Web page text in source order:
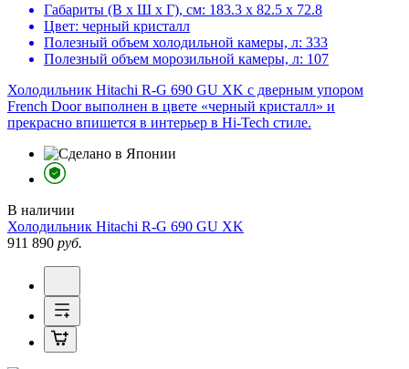
Габариты (В х Ш х Г), см: 183.3 х 82.5 х 72.8
Цвет: черный кристалл
Полезный объем холодильной камеры, л: 333
Полезный объем морозильной камеры, л: 107
Холодильник Hitachi R-G 690 GU XK с дверным упором
French Door выполнен в цвете «черный кристалл» и
прекрасно впишется в интерьер в Hi-Tech стиле.
В наличии
Холодильник Hitachi R-G 690 GU XK
911 890 руб.